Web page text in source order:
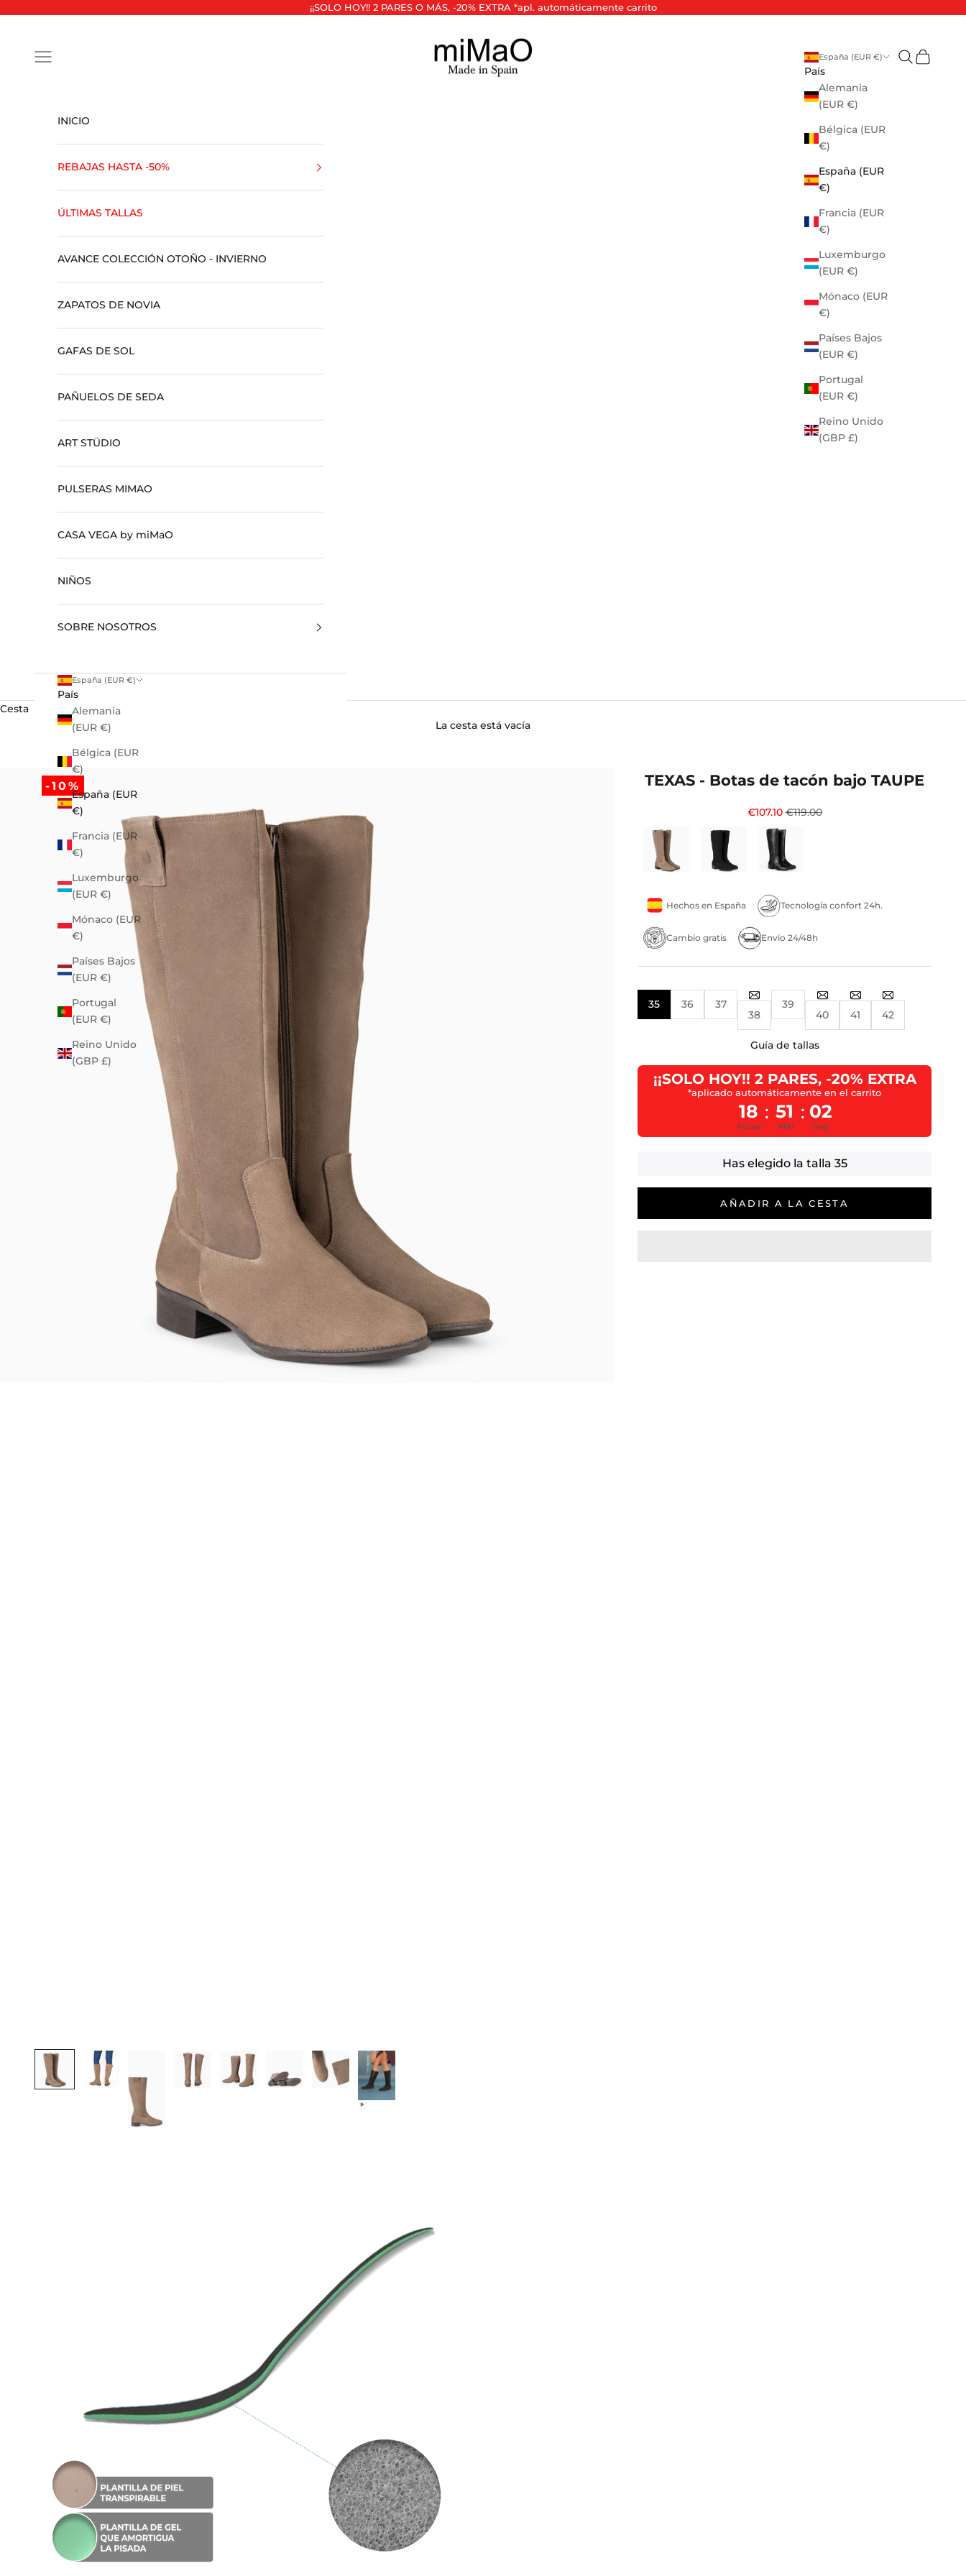
¡¡SOLO HOY!! 2 PARES O MÁS, -20% EXTRA *apl. automáticamente carrito
Abrir menú de navegación
España (EUR €)
País
Alemania
(EUR €)
Bélgica (EUR
€)
España (EUR
€)
Francia (EUR
€)
Luxemburgo
(EUR €)
Mónaco (EUR
€)
Países Bajos
(EUR €)
Portugal
(EUR €)
Reino Unido
(GBP £)
AbrirAbrir
INICIO
REBAJAS HASTA -50%
ÚLTIMAS TALLAS
AVANCE COLECCIÓN OTOÑO - INVIERNO
ZAPATOS DE NOVIA
GAFAS DE SOL
PAÑUELOS DE SEDA
ART STÜDIO
PULSERAS MIMAO
CASA VEGA by miMaO
NIÑOS
SOBRE NOSOTROS
España (EUR €)
País
Alemania
(EUR €)
Bélgica (EUR
€)
España (EUR
€)
Francia (EUR
€)
Luxemburgo
(EUR €)
Mónaco (EUR
€)
Países Bajos
(EUR €)
Portugal
(EUR €)
Reino Unido
(GBP £)
Cesta
La cesta está vacía
-10% TEXAS - Botas de tacón bajo TAUPE
Precio de oferta
€107.10Precio normal
€119.00
Hechos en España Tecnologia confort 24h.
Cambio gratis Envío 24/48h
35 36
37
38
39
40
41 42
Guía de tallas
¡¡SOLO HOY!! 2 PARES, -20% EXTRA
*aplicado automáticamente en el carrito
18 : 51 : 01
Horas Min Seg
Has elegido la talla 35
AÑADIR A LA CESTA